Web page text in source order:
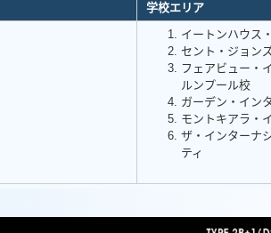
学校エリア
イートンハウス
セント・ジョン
フェアビュー・
ルンプール校
ガーデン・イン
モントキアラ・
ザ・インターナ
ティ